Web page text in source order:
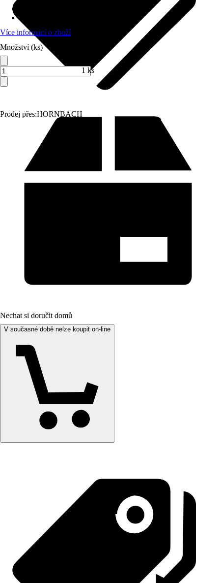
Prodej přes:HORNBACH
Více informací o zboží
Množství (ks)
1 ks
Nechat si doručit domů
V současné době nelze koupit on-line